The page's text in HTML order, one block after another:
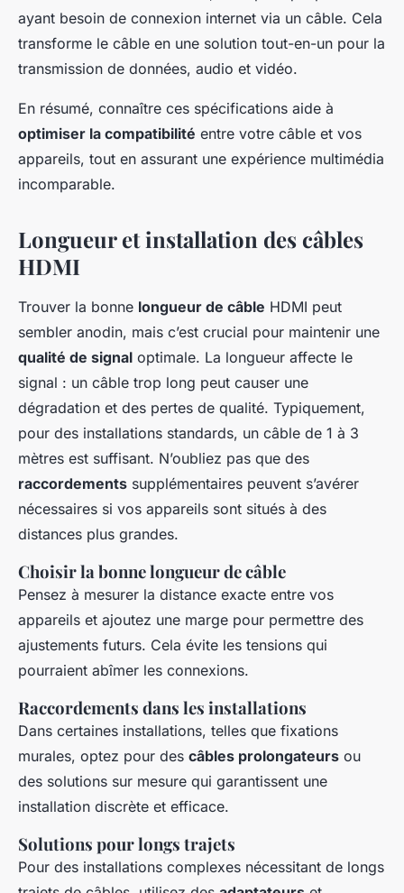
ayant besoin de connexion internet via un câble. Cela
transforme le câble en une solution tout-en-un pour la
transmission de données, audio et vidéo.
En résumé, connaître ces spécifications aide à
optimiser la compatibilité entre votre câble et vos
appareils, tout en assurant une expérience multimédia
incomparable.
Longueur et installation des câbles
HDMI
Trouver la bonne longueur de câble HDMI peut
sembler anodin, mais c’est crucial pour maintenir une
qualité de signal optimale. La longueur affecte le
signal : un câble trop long peut causer une
dégradation et des pertes de qualité. Typiquement,
pour des installations standards, un câble de 1 à 3
mètres est suffisant. N’oubliez pas que des
raccordements supplémentaires peuvent s’avérer
nécessaires si vos appareils sont situés à des
distances plus grandes.
Choisir la bonne longueur de câble
Pensez à mesurer la distance exacte entre vos
appareils et ajoutez une marge pour permettre des
ajustements futurs. Cela évite les tensions qui
pourraient abîmer les connexions.
Raccordements dans les installations
Dans certaines installations, telles que fixations
murales, optez pour des câbles prolongateurs ou
des solutions sur mesure qui garantissent une
installation discrète et efficace.
Solutions pour longs trajets
Pour des installations complexes nécessitant de longs